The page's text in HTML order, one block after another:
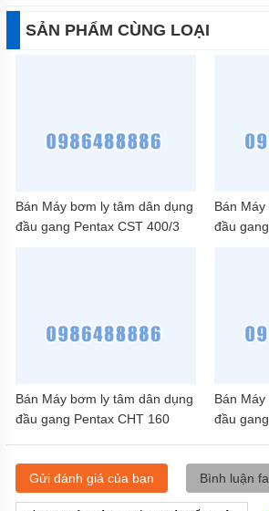
SẢN PHẨM CÙNG LOẠI
Bán Máy bơm ly tâm dân dụng
đầu gang Pentax CST 400/3
Bán
đầu
Bán Máy bơm ly tâm dân dụng
đầu gang Pentax CHT 160
Bán
đầu
Gửi đánh giá của bạn Bình luận